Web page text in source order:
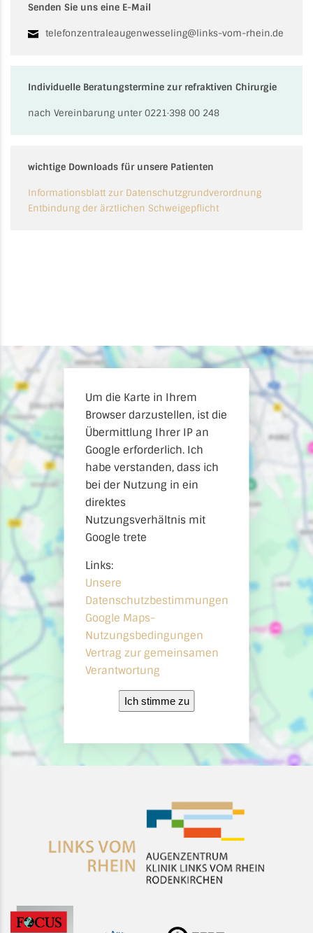
Senden Sie uns eine E-Mail
telefonzentraleaugenwesseling@links-vom-rhein.de
Individuelle Beratungstermine zur refraktiven Chirurgie
nach Vereinbarung unter 0221·398 00 248
wichtige Downloads für unsere Patienten
Informationsblatt zur Datenschutzgrundverordnung
Entbindung der ärztlichen Schweigepflicht
Um die Karte in Ihrem
Browser darzustellen, ist die
Übermittlung Ihrer IP an
Google erforderlich. Ich
habe verstanden, dass ich
bei der Nutzung in ein
direktes
Nutzungsverhältnis mit
Google trete
Links:
Unsere
Datenschutzbestimmungen
Google Maps-
Nutzungsbedingungen
Vertrag zur gemeinsamen
Verantwortung
Ich stimme zu